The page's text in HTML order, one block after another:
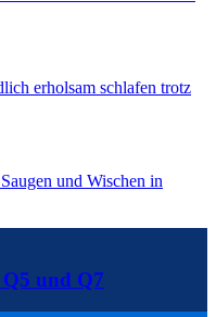
erholsam schlafen trotz
und Wischen in
und Q7